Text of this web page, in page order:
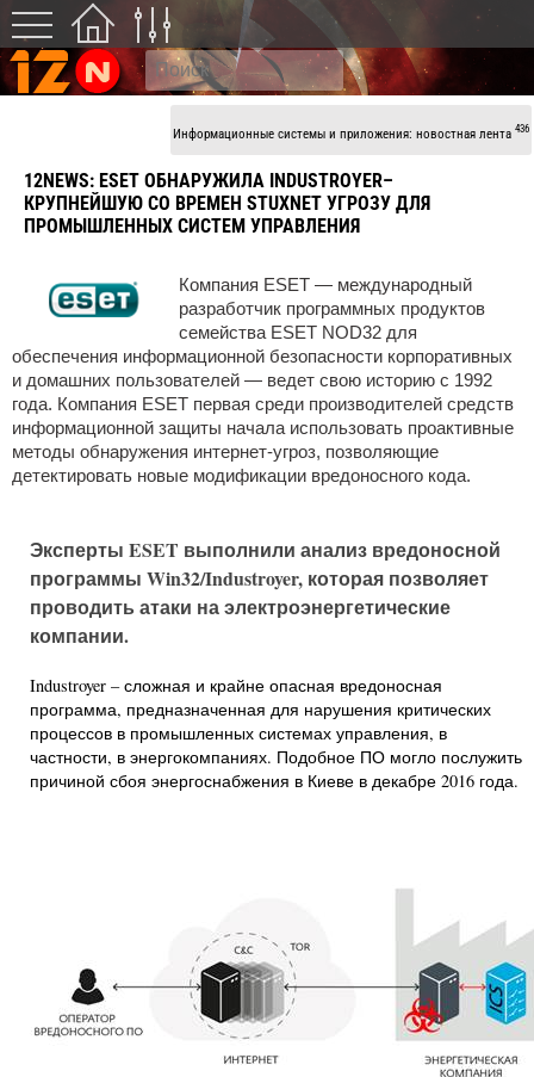
Информационные системы и приложения: новостная лента 436
12NEWS: ESEТ ОБНАРУЖИЛА INDUSTROYER–
КРУПНЕЙШУЮ СО ВРЕМЕН STUXNET УГРОЗУ ДЛЯ
ПРОМЫШЛЕННЫХ СИСТЕМ УПРАВЛЕНИЯ
Компания ESET — международный
разработчик программных продуктов
семейства ESET NOD32 для
обеспечения информационной безопасности корпоративных
и домашних пользователей — ведет свою историю с 1992
года. Компания ESET первая среди производителей средств
информационной защиты начала использовать проактивные
методы обнаружения интернет-угроз, позволяющие
детектировать новые модификации вредоносного кода.
Эксперты ESET выполнили анализ вредоносной
программы Win32/Industroyer, которая позволяет
проводить атаки на электроэнергетические
компании.
Industroyer – сложная и крайне опасная вредоносная
программа, предназначенная для нарушения критических
процессов в промышленных системах управления, в
частности, в энергокомпаниях. Подобное ПО могло послужить
причиной сбоя энергоснабжения в Киеве в декабре 2016 года.